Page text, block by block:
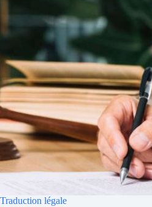
Traduction légale